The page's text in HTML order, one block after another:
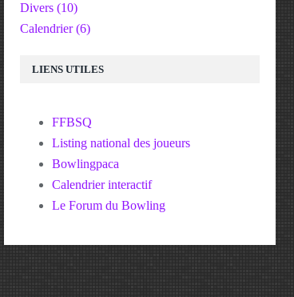
Divers (10)
Calendrier(6)
LIENS UTILES
FFBSQ
Listing national des joueurs
Bowlingpaca
Calendrier interactif
Le Forum du Bowling